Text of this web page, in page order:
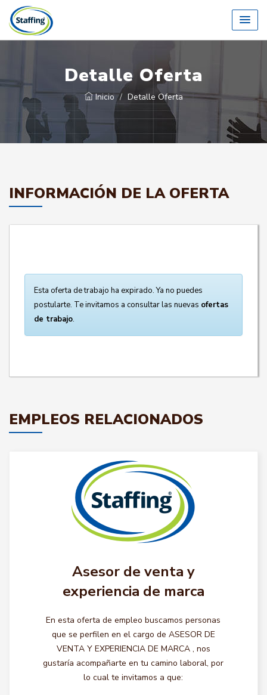
Detalle Oferta
Inicio Detalle Oferta
INFORMACIÓN DE LA OFERTA
Esta oferta de trabajo ha expirado. Ya no puedes
postularte. Te invitamos a consultar las nuevas ofertas
de trabajo.
EMPLEOS RELACIONADOS
Asesor de venta y
experiencia de marca
En esta oferta de empleo buscamos personas
que se perfilen en el cargo de ASESOR DE
VENTA Y EXPERIENCIA DE MARCA , nos
gustaría acompañarte en tu camino laboral, por
lo cual te invitamos a que: